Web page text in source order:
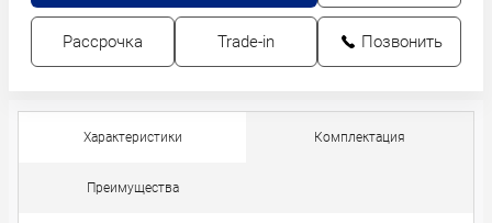
Рассрочка Trade-in Позвонить
Характеристики Комплектация
Преимущества